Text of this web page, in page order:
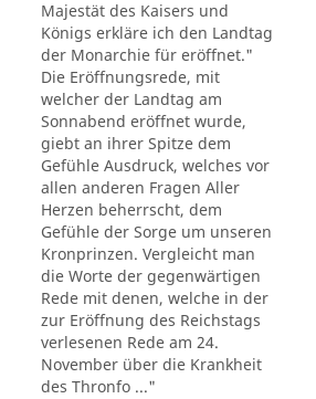
Majestät des Kaisers und
Königs erkläre ich den Landtag
der Monarchie für eröffnet."
Die Eröffnungsrede, mit
welcher der Landtag am
Sonnabend eröffnet wurde,
giebt an ihrer Spitze dem
Gefühle Ausdruck, welches vor
allen anderen Fragen Aller
Herzen beherrscht, dem
Gefühle der Sorge um unseren
Kronprinzen. Vergleicht man
die Worte der gegenwärtigen
Rede mit denen, welche in der
zur Eröffnung des Reichstags
verlesenen Rede am 24.
November über die Krankheit
des Thronfo ..."